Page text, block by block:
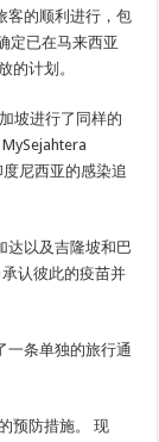
客的顺利进行，包
定已在马来西亚
的计划。
坡进行了同样的
尼西亚的感染追
达以及吉隆坡和巴
认彼此的疫苗并
一条单独的旅行通
预防措施。 现